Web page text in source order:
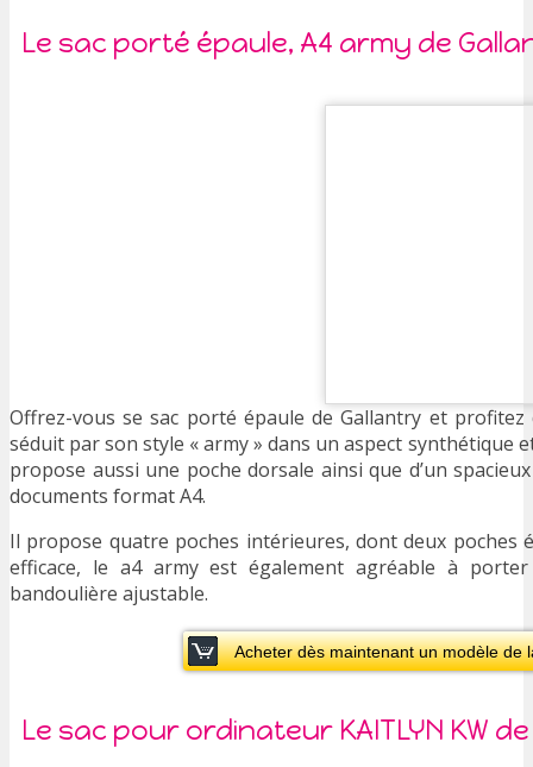
Le sac porté épaule, A4 army de
Offrez-vous se sac porté épaule de Gallantry et
séduit par son style « army » dans un aspect synthétique
propose aussi une poche dorsale ainsi que d’un
documents format A4.
Il propose quatre poches intérieures, dont deux poches
efficace, le a4 army est également agréable à
bandoulière ajustable.
Acheter dès maintenant un modèle de
Le sac pour ordinateur KAITLYN KW